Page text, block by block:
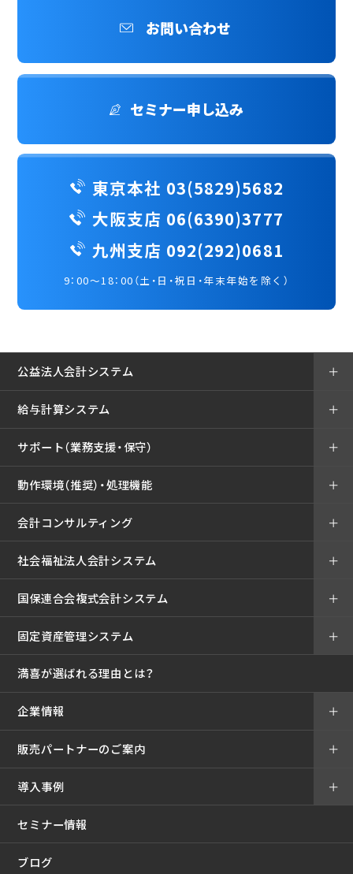
お問い合わせ
セミナー申し込み
東京本社 03(5829)5682
大阪支店 06(6390)3777
九州支店 092(292)0681
9：00～18：00（土・日・祝日・年末年始を除く）
公益法人会計システム ＋
給与計算システム ＋
サポート（業務支援・保守） ＋
動作環境（推奨）・処理機能 ＋
会計コンサルティング ＋
社会福祉法人会計システム ＋
国保連合会複式会計システム ＋
固定資産管理システム ＋
満喜が選ばれる理由とは？
企業情報 ＋
販売パートナーのご案内 ＋
導入事例
セミナー情報
＋
ブログ